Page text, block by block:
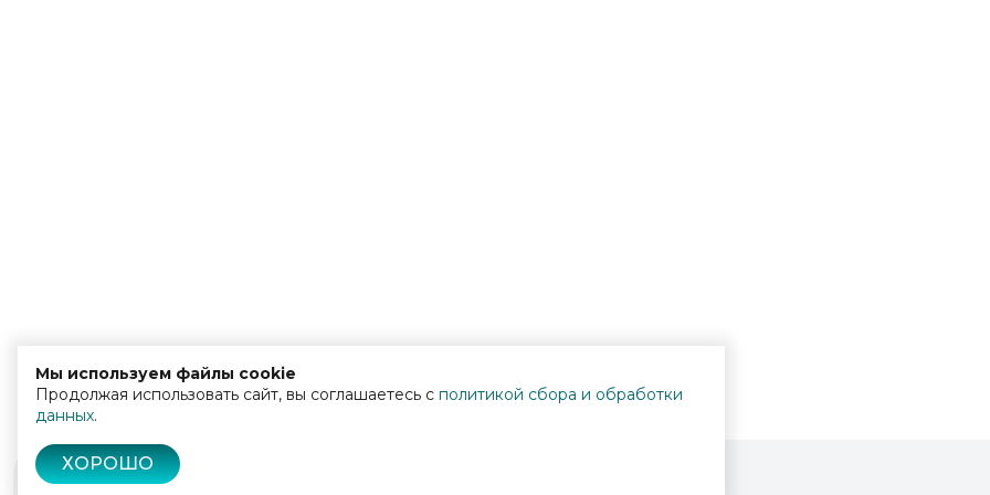
Мы используем файлы cookie
Продолжая использовать сайт, вы соглашаетесь с политикой сбора и обработки
данных.
ХОРОШО